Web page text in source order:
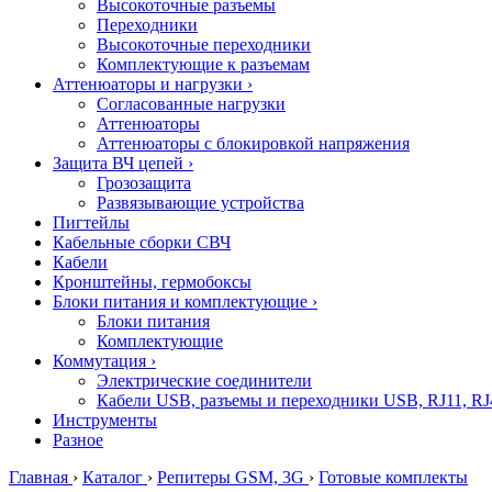
Высокоточные разъемы
Переходники
Высокоточные переходники
Комплектующие к разъемам
Аттенюаторы и нагрузки ›
Согласованные нагрузки
Аттенюаторы
Аттенюаторы с блокировкой напряжения
Защита ВЧ цепей ›
Грозозащита
Развязывающие устройства
Пигтейлы
Кабельные сборки СВЧ
Кабели
Кронштейны, гермобоксы
Блоки питания и комплектующие ›
Блоки питания
Комплектующие
Коммутация ›
Электрические соединители
Кабели USB, разъемы и переходники USB, RJ11,
Инструменты
Разное
Главная › Каталог › Репитеры GSM, 3G › Готовые комплекты